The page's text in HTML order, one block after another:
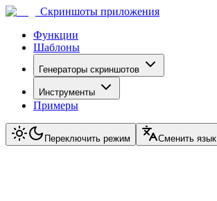
Скриншоты приложения
Функции
Шаблоны
Генераторы скриншотов
Инструменты
Примеры
Переключить режим Сменить язык